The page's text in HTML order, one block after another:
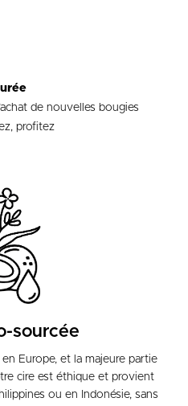
de nouvelles bougies
profitez
sourcée
Europe, et la majeure partie
cire est éthique et provient
ou en Indonésie, sans